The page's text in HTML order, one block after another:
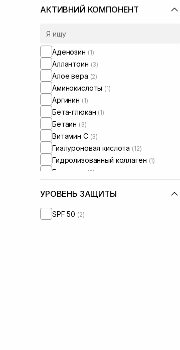
Кожа лица с нарушенным
микробиомом
Увлажняющие сыворотки для лица
(+1)
АКТИВНИЙ КОМПОНЕНТ
Аденозин (1)
Аллантоин (3)
Алое вера (2)
Аминокислоты (1)
Аргинин (1)
Бета-глюкан (1)
Бетаин (3)
Витамин C (3)
Гиалуроновая кислота (12)
Гидролизованный коллаген (1)
Глицерин (2)
Глюконолактон (3)
Диоксид титана
УРОВЕНЬ ЗАЩИТЫ
SPF 50 (2)